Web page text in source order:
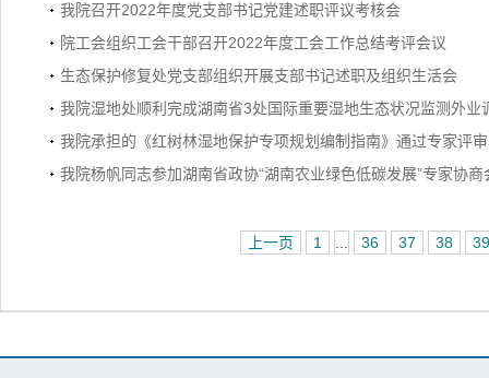
我院召开2022年度党支部书记党建述职评议考核会
院工会组织工会干部召开2022年度工会工作总结考评会议
生态保护修复处党支部组织开展支部书记述职及组织生活会
我院湿地处顺利完成湖南省3处国际重要湿地生态状况监测外业
我院承担的《红树林湿地保护专项规划编制指南》通过专家评审
我院杨帆同志参加湖南省政协“湖南农业绿色低碳发展”专家协商
上一页 1 ... 36 37 38 39